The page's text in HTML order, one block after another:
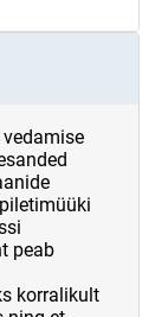
peab
korralikult